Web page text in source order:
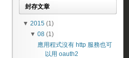
封存文章
▼ 2015 (1)
▼ 08 (1)
應用程式沒有 http 服務也可
以用 oauth2